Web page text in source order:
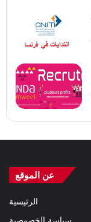
عن الموقع
الرئيسية
سياسة الخصوصية